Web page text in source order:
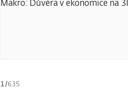
Makro: Důvěra v ekonomice na
1/635